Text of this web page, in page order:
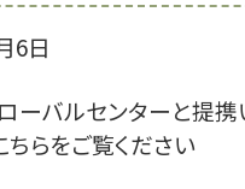
6日
ーバルセンターと提携
ちらをご覧ください